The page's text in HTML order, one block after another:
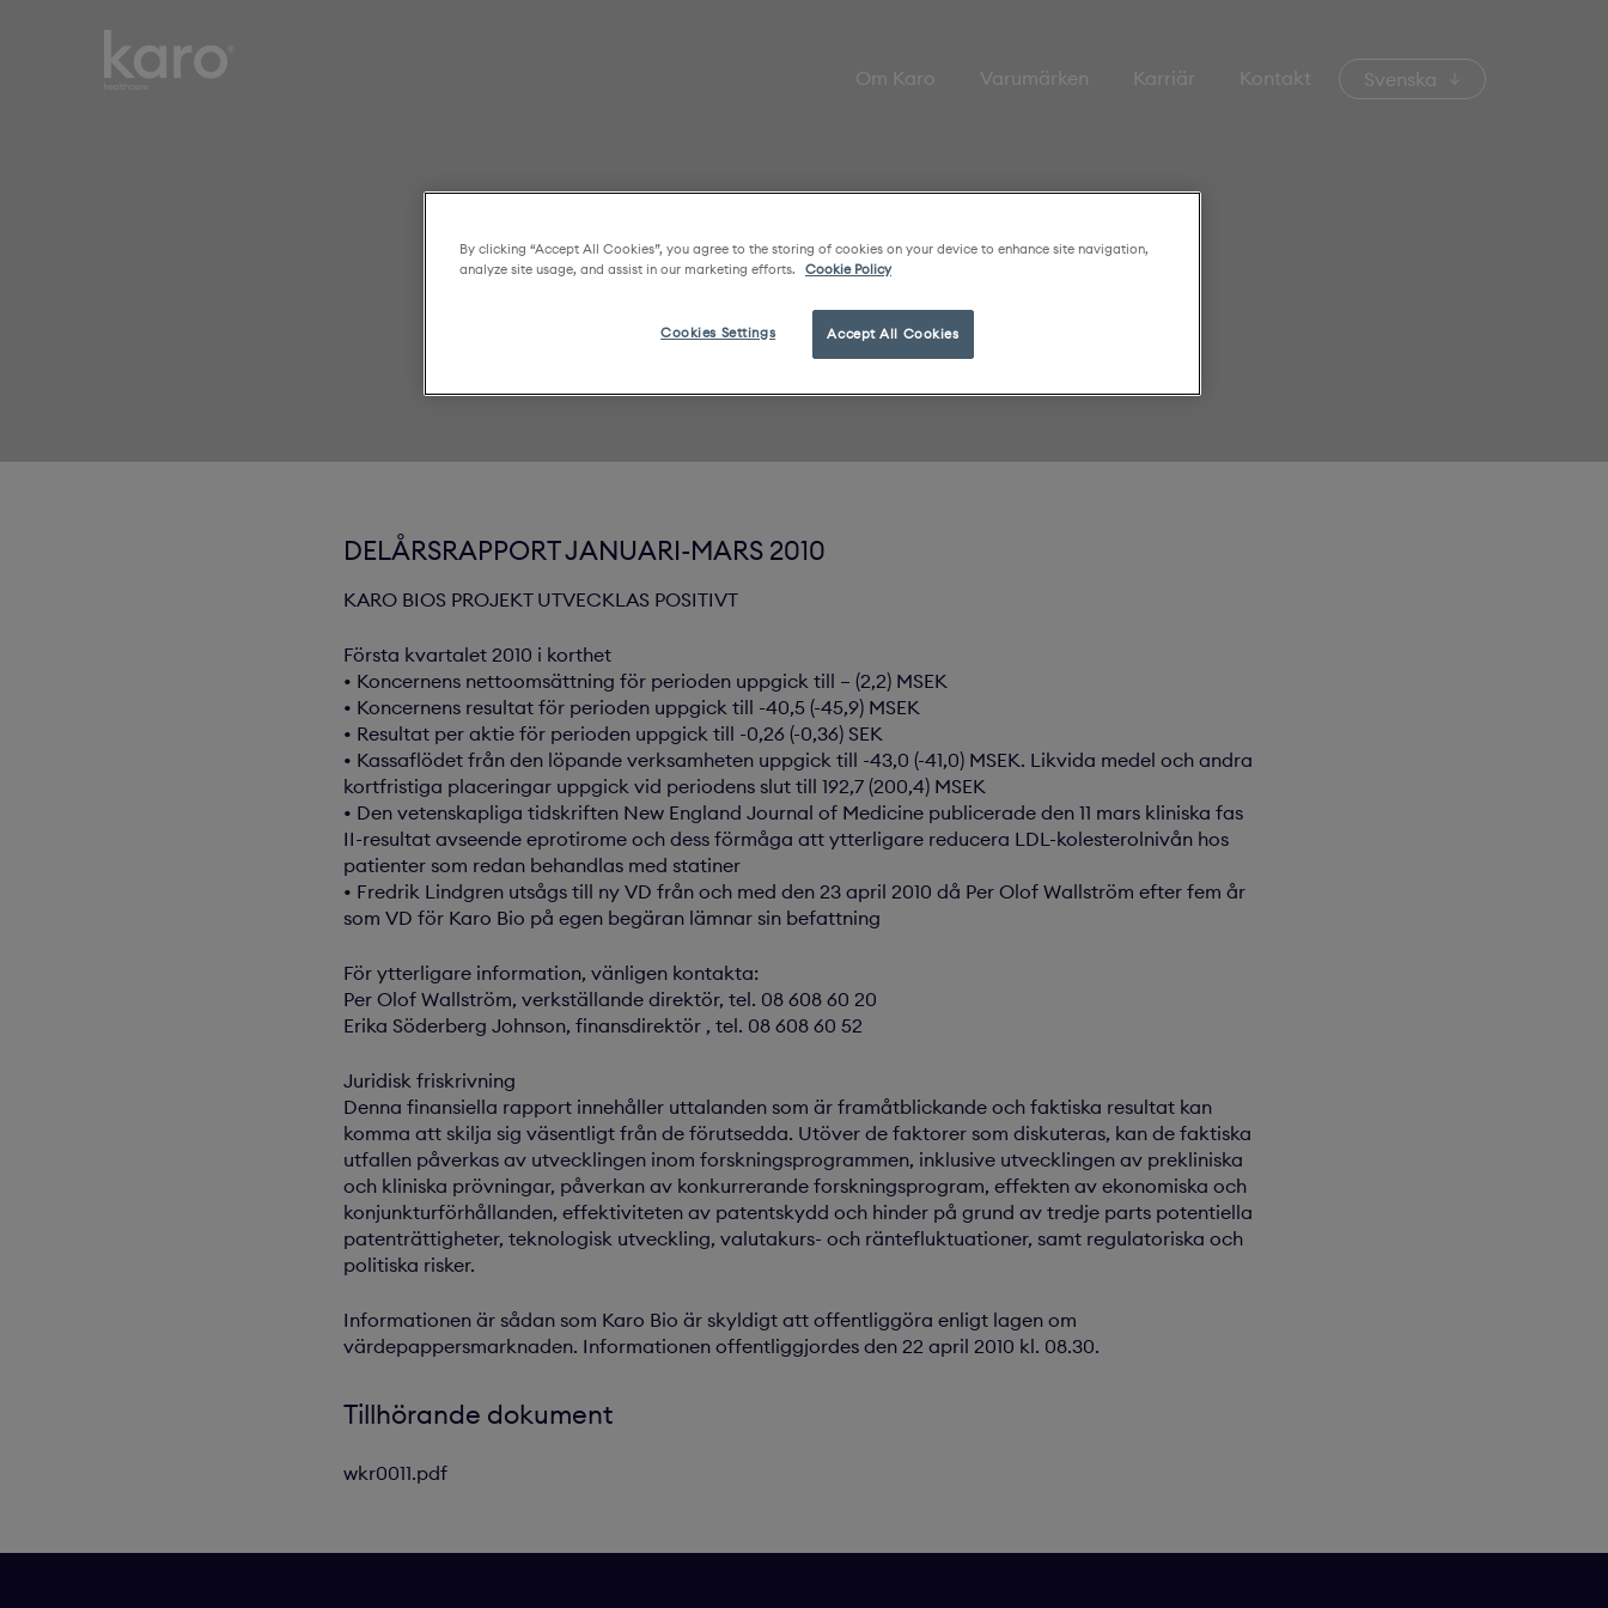
Karo
Healthcare
Smart choices for
everyday healthcare
Om Karo Varumärken Karriär Kontakt Svenska
DELÅRSRAPPORT JANUARI-MARS 2010
KARO BIOS PROJEKT UTVECKLAS POSITIVT
Första kvartalet 2010 i korthet
• Koncernens nettoomsättning för perioden uppgick till – (2,2) MSEK
• Koncernens resultat för perioden uppgick till -40,5 (-45,9) MSEK
• Resultat per aktie för perioden uppgick till -0,26 (-0,36) SEK
• Kassaflödet från den löpande verksamheten uppgick till -43,0 (-41,0) MSEK. Likvida medel och andra
kortfristiga placeringar uppgick vid periodens slut till 192,7 (200,4) MSEK
• Den vetenskapliga tidskriften New England Journal of Medicine publicerade den 11 mars kliniska fas
II-resultat avseende eprotirome och dess förmåga att ytterligare reducera LDL-kolesterolnivån hos
patienter som redan behandlas med statiner
• Fredrik Lindgren utsågs till ny VD från och med den 23 april 2010 då Per Olof Wallström efter fem år
som VD för Karo Bio på egen begäran lämnar sin befattning
För ytterligare information, vänligen kontakta:
Per Olof Wallström, verkställande direktör, tel. 08 608 60 20
Erika Söderberg Johnson, finansdirektör , tel. 08 608 60 52
Juridisk friskrivning
Denna finansiella rapport innehåller uttalanden som är framåtblickande och faktiska resultat kan
komma att skilja sig väsentligt från de förutsedda. Utöver de faktorer som diskuteras, kan de faktiska
utfallen påverkas av utvecklingen inom forskningsprogrammen, inklusive utvecklingen av prekliniska
och kliniska prövningar, påverkan av konkurrerande forskningsprogram, effekten av ekonomiska och
konjunkturförhållanden, effektiviteten av patentskydd och hinder på grund av tredje parts potentiella
patenträttigheter, teknologisk utveckling, valutakurs- och räntefluktuationer, samt regulatoriska och
politiska risker.
Informationen är sådan som Karo Bio är skyldigt att offentliggöra enligt lagen om
värdepappersmarknaden. Informationen offentliggjordes den 22 april 2010 kl. 08.30.
Tillhörande dokument
wkr0011.pdf
By clicking “Accept All Cookies”, you agree to the storing of cookies on your device to enhance site navigation,
analyze site usage, and assist in our marketing efforts.
Cookie Policy
Accept All Cookies
Cookies Settings